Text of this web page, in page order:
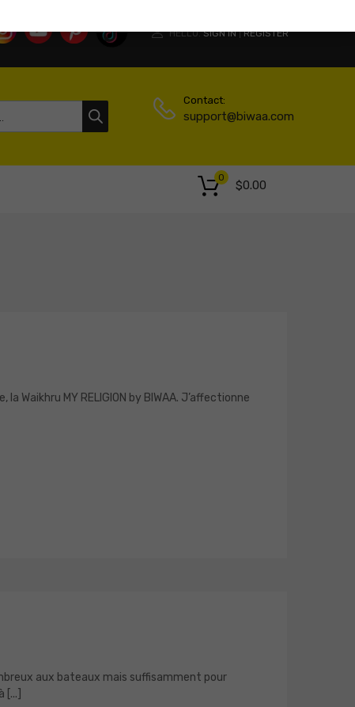
HELLO. SIGN IN | REGISTER
Contact:
support@biwaa.com
$0.00
0
Waikhru MY RELIGION by BIWAA. J’affectionne
aux bateaux mais suffisamment pour